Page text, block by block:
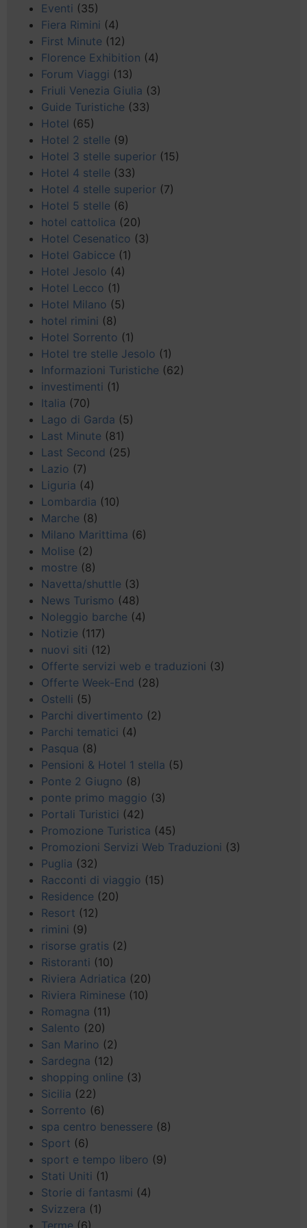
Eventi (35)
Fiera Rimini (4)
First Minute (12)
Florence Exhibition (4)
Forum Viaggi (13)
Friuli Venezia Giulia (3)
Guide Turistiche (33)
Hotel (65)
Hotel 2 stelle (9)
Hotel 3 stelle superior (15)
Hotel 4 stelle (33)
Hotel 4 stelle superior (7)
Hotel 5 stelle (6)
hotel cattolica (20)
Hotel Cesenatico (3)
Hotel Gabicce (1)
Hotel Jesolo (4)
Hotel Lecco (1)
Hotel Milano (5)
hotel rimini (8)
Hotel Sorrento (1)
Hotel tre stelle Jesolo (1)
Informazioni Turistiche (62)
investimenti (1)
Italia (70)
Lago di Garda (5)
Last Minute (81)
Last Second (25)
Lazio (7)
Liguria (4)
Lombardia (10)
Marche (8)
Milano Marittima (6)
Molise (2)
mostre (8)
Navetta/shuttle (3)
News Turismo (48)
Noleggio barche (4)
Notizie (117)
nuovi siti (12)
Offerte servizi web e traduzioni (3)
Offerte Week-End (28)
Ostelli (5)
Parchi divertimento (2)
Parchi tematici (4)
Pasqua (8)
Pensioni & Hotel 1 stella (5)
Ponte 2 Giugno (8)
ponte primo maggio (3)
Portali Turistici (42)
Promozione Turistica (45)
Promozioni Servizi Web Traduzioni (3)
Puglia (32)
Racconti di viaggio (15)
Residence (20)
Resort (12)
rimini (9)
risorse gratis (2)
Ristoranti (10)
Riviera Adriatica (20)
Riviera Riminese (10)
Romagna (11)
Salento (20)
San Marino (2)
Sardegna (12)
shopping online (3)
Sicilia (22)
Sorrento (6)
spa centro benessere (8)
Sport (6)
sport e tempo libero (9)
Stati Uniti (1)
Storie di fantasmi (4)
Svizzera (1)
Terme (6)